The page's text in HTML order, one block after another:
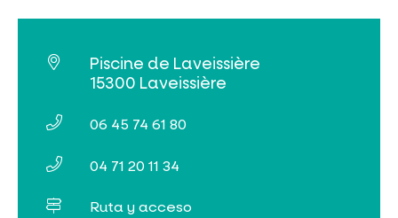
VISITAS Y SABER HACER
AGENDA
Piscine de Laveissière
15300 Laveissière
06 45 74 61 80
04 71 20 11 34
Ruta y acceso